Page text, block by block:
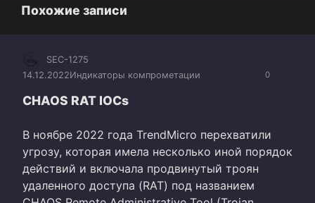
Похожие записи
0
SEC-1275
14.12.2022Индикаторы компрометации
CHAOS RAT IOCs
В ноябре 2022 года TrendMicro перехватили
угрозу, которая имела несколько иной порядок
действий и включала продвинутый троян
удаленного доступа (RAT) под названием